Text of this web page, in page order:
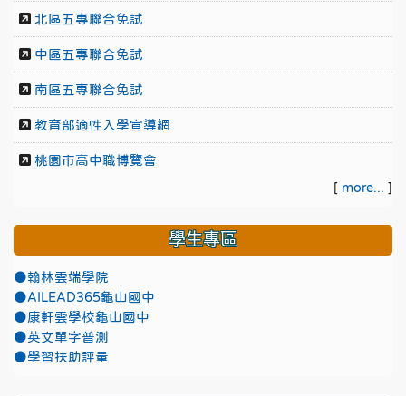
北區五專聯合免試
中區五專聯合免試
南區五專聯合免試
教育部適性入學宣導網
桃園市高中職博覽會
[ more... ]
學生專區
●翰林雲端學院
●AILEAD365龜山國中
●康軒雲學校龜山國中
●英文單字普測
●學習扶助評量